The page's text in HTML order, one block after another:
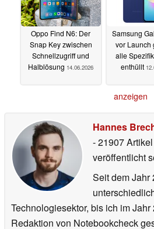
Oppo Find N6: Der
Snap Key zwischen
Schnellzugriff und
Halblösung 14.06.2026
Samsung
vor Launch
alle
enthüllt
anzeigen
Hannes
- 21907
veröffentlicht
Seit dem Jahr
Technologiesektor, bis ich im
Redaktion von Notebookcheck